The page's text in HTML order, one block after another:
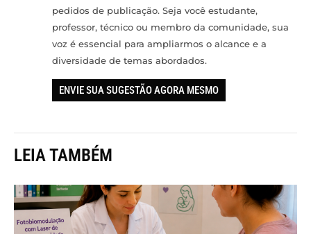
pedidos de publicação. Seja você estudante,
professor, técnico ou membro da comunidade, sua
voz é essencial para ampliarmos o alcance e a
diversidade de temas abordados.
ENVIE SUA SUGESTÃO AGORA MESMO
LEIA TAMBÉM